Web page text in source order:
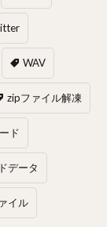
WAV
zipファイル解凍
ド
データ
イル